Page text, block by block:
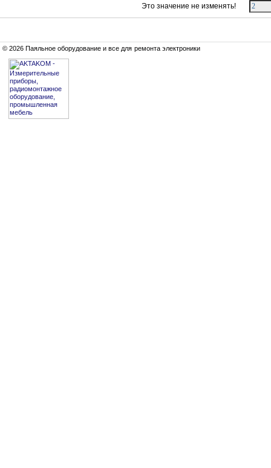
Это значение не изменять!
© 2026 Паяльное оборудование и все для ремонта электроники